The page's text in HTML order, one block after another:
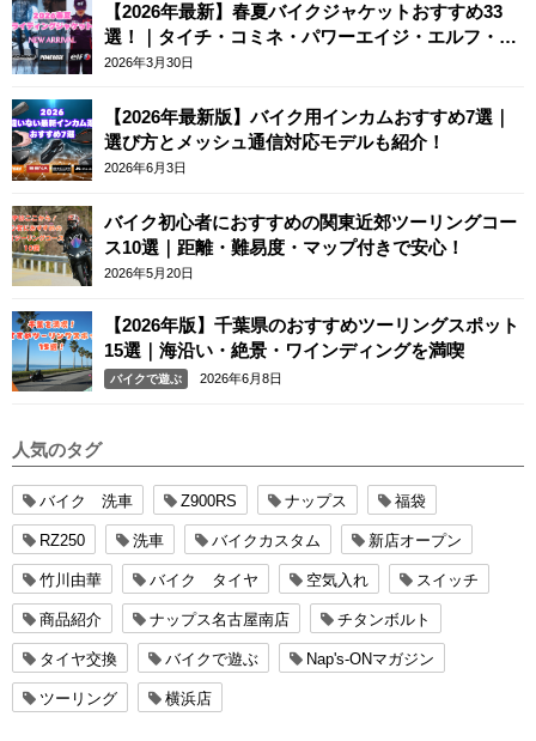
【2026年最新】春夏バイクジャケットおすすめ33
選！｜タイチ・コミネ・パワーエイジ・エルフ・エ
ースカフェロンドン
2026年3月30日
【2026年最新版】バイク用インカムおすすめ7選｜
選び方とメッシュ通信対応モデルも紹介！
2026年6月3日
バイク初心者におすすめの関東近郊ツーリングコー
ス10選｜距離・難易度・マップ付きで安心！
2026年5月20日
【2026年版】千葉県のおすすめツーリングスポット
15選｜海沿い・絶景・ワインディングを満喫
バイクで遊ぶ 2026年6月8日
人気のタグ
バイク 洗車 Z900RS ナップス 福袋
RZ250 洗車 バイクカスタム 新店オープン
竹川由華 バイク タイヤ 空気入れ スイッチ
商品紹介 ナップス名古屋南店 チタンボルト
タイヤ交換 バイクで遊ぶ Nap's-ONマガジン
ツーリング 横浜店